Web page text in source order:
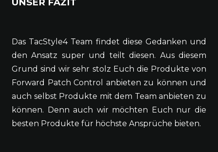
UNSER FAZIT
Das TacStyle4 Team findet diese Gedanken und
den Ansatz super und teilt diesen. Aus diesem
Grund sind wir sehr stolz Euch die Produkte von
Forward Patch Control anbieten zu können und
auch selbst Produkte mit dem Team anbieten zu
können. Denn auch wir möchten Euch nur die
besten Produkte für höchste Ansprüche bieten.